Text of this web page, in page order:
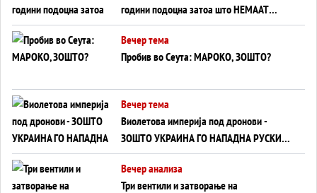
години подоцна затоа што НЕМААТ
ВНУЦИ ДА ГИ ЗАМЕНАТ
Вечер тема
Пробив во Сеута: МАРОКО, ЗОШТО?
Вечер тема
Виолетова империја под дронови -
ЗОШТО УКРАИНА ГО НАПАДНА РУСКИОТ
WILDBERRIES
Вечер анализа
Три вентили и затворање на